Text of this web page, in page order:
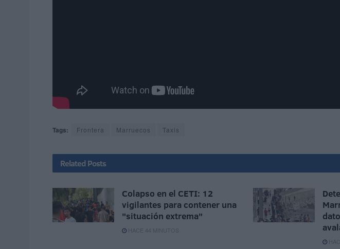
Tags: Frontera Marruecos Taxis
Related Posts
Colapso en el CETI: 12
vigilantes para contener una
"situación extrema"
HACE 44 MINUTOS